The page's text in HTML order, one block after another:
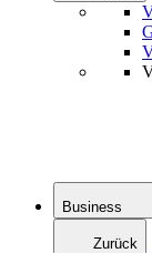
Business
Zurück